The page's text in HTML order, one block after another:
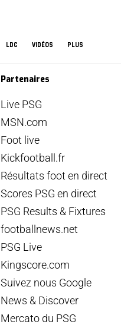
LDC VIDÉOS PLUS
Partenaires
Live PSG
MSN.com
Foot live
Kickfootball.fr
Résultats foot en direct
Scores PSG en direct
PSG Results & Fixtures
footballnews.net
PSG Live
Kingscore.com
Suivez nous Google
News & Discover
Mercato du PSG